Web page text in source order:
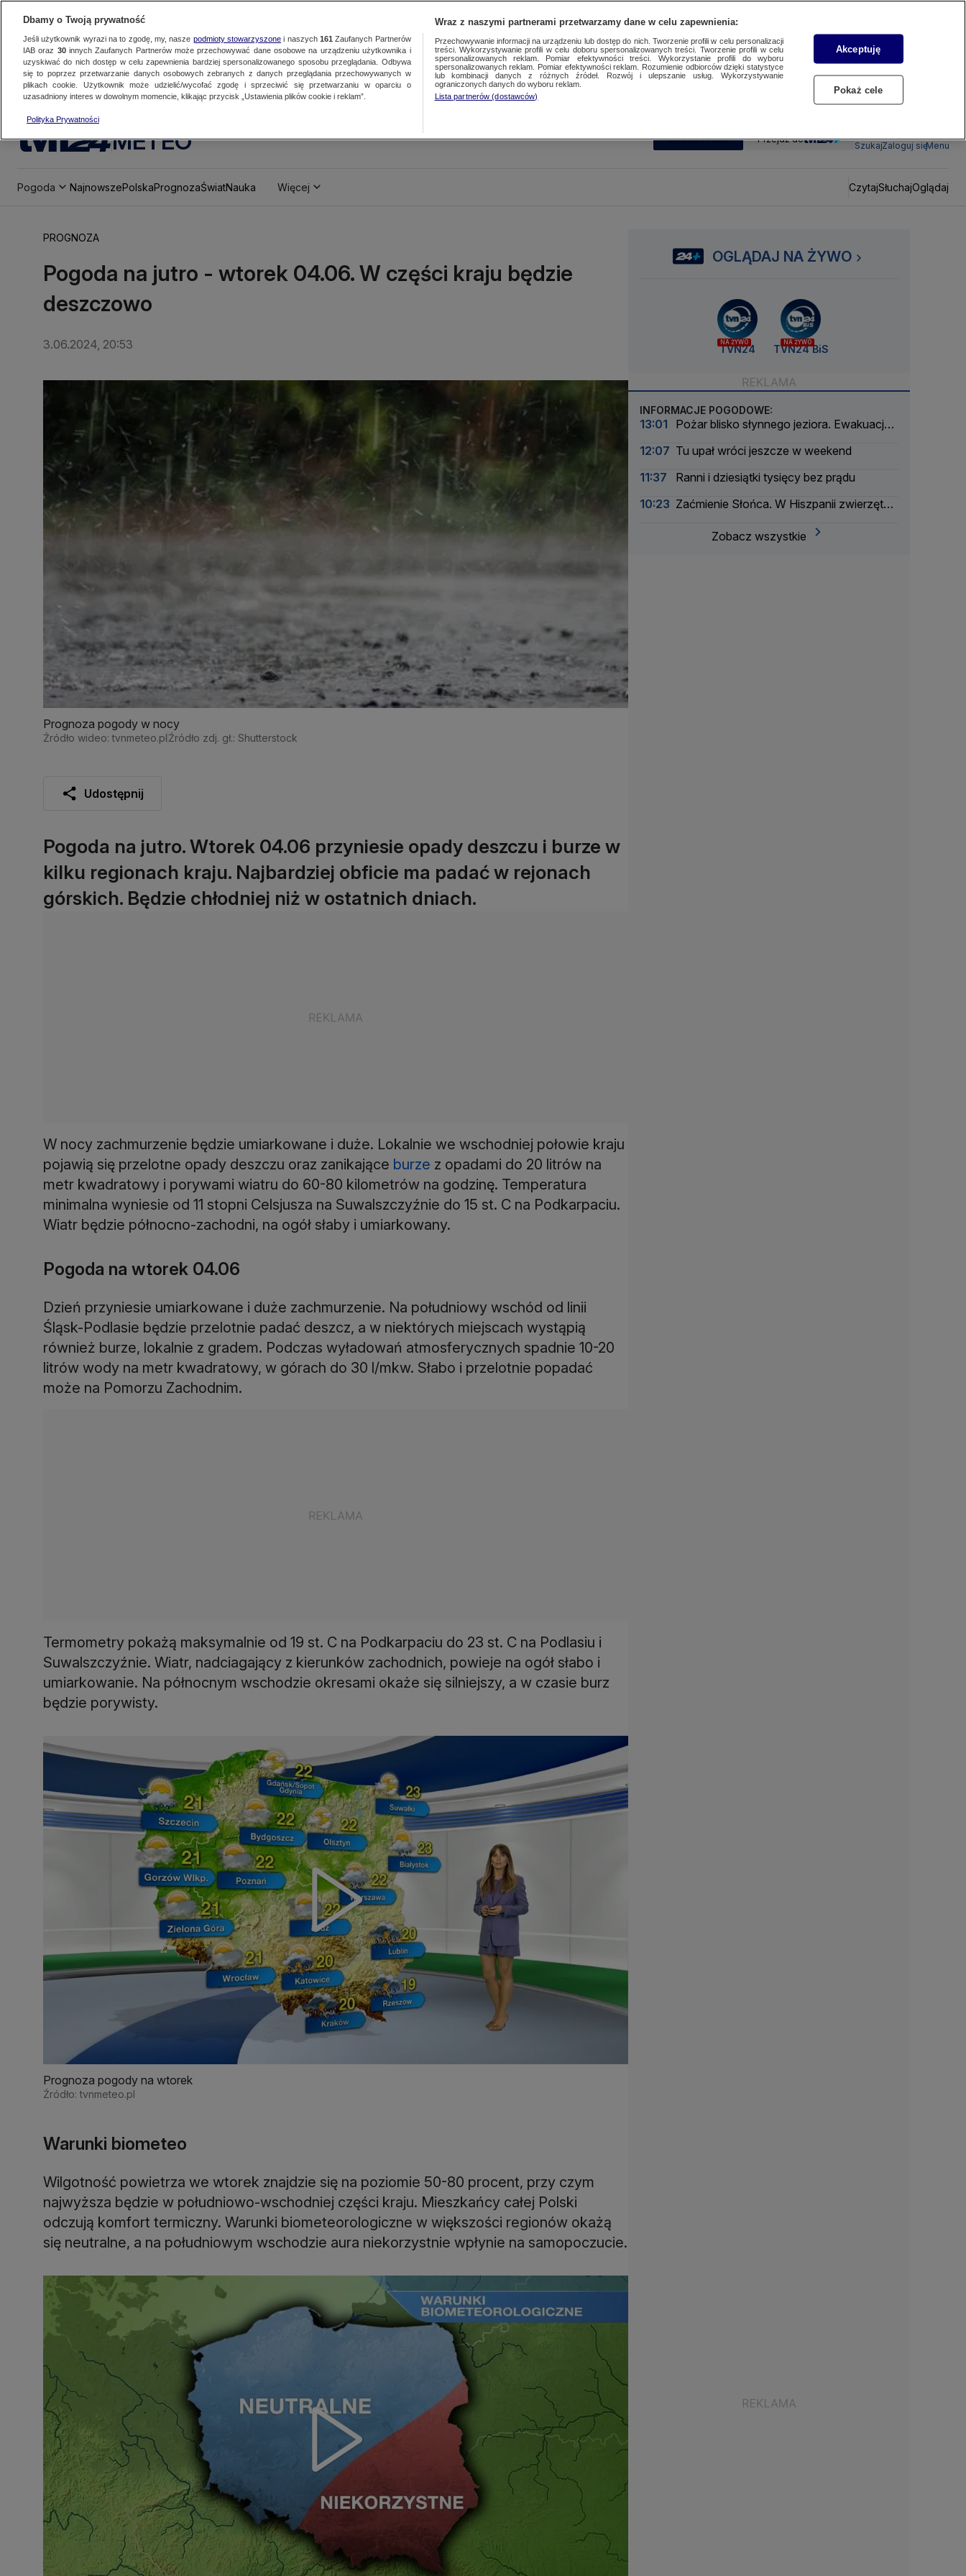
METEO SUBSKRYBUJ Przejdź do
SzukajZaloguj sięMenu
Pogoda NajnowszePolskaPrognozaŚwiatNauka Więcej CzytajSłuchajOglądaj
PROGNOZA
Pogoda na jutro - wtorek 04.06. W części kraju będzie
deszczowo
3.06.2024, 20:53
Prognoza pogody w nocy
Źródło wideo: tvnmeteo.plŹródło zdj. gł.: Shutterstock
Udostępnij
Pogoda na jutro. Wtorek 04.06 przyniesie opady deszczu i burze w
kilku regionach kraju. Najbardziej obficie ma padać w rejonach
górskich. Będzie chłodniej niż w ostatnich dniach.
W nocy zachmurzenie będzie umiarkowane i duże. Lokalnie we wschodniej połowie kraju
pojawią się przelotne opady deszczu oraz zanikające burze z opadami do 20 litrów na
metr kwadratowy i porywami wiatru do 60-80 kilometrów na godzinę. Temperatura
minimalna wyniesie od 11 stopni Celsjusza na Suwalszczyźnie do 15 st. C na Podkarpaciu.
Wiatr będzie północno-zachodni, na ogół słaby i umiarkowany.
Pogoda na wtorek 04.06
Dzień przyniesie umiarkowane i duże zachmurzenie. Na południowy wschód od linii
Śląsk-Podlasie będzie przelotnie padać deszcz, a w niektórych miejscach wystąpią
również burze, lokalnie z gradem. Podczas wyładowań atmosferycznych spadnie 10-20
litrów wody na metr kwadratowy, w górach do 30 l/mkw. Słabo i przelotnie popadać
może na Pomorzu Zachodnim.
Termometry pokażą maksymalnie od 19 st. C na Podkarpaciu do 23 st. C na Podlasiu i
Suwalszczyźnie. Wiatr, nadciagający z kierunków zachodnich, powieje na ogół słabo i
umiarkowanie. Na północnym wschodzie okresami okaże się silniejszy, a w czasie burz
będzie porywisty.
Prognoza pogody na wtorek
Źródło: tvnmeteo.pl
Warunki biometeo
Wilgotność powietrza we wtorek znajdzie się na poziomie 50-80 procent, przy czym
najwyższa będzie w południowo-wschodniej części kraju. Mieszkańcy całej Polski
odczują komfort termiczny. Warunki biometeorologiczne w większości regionów okażą
się neutralne, a na południowym wschodzie aura niekorzystnie wpłynie na samopoczucie.
OGLĄDAJ NA ŻYWO
NA ŻYWO
TVN24
NA ŻYWO
TVN24 BiS
INFORMACJE POGODOWE:
13:01
Pożar blisko słynnego jeziora. Ewakuacja
12:07 Tu upał wróci jeszcze w weekend
11:37
Ranni i dziesiątki tysięcy bez prądu
10:23 Zaćmienie Słońca. W Hiszpanii zwierzęta
Zobacz wszystkie
Dbamy o Twoją prywatność
Jeśli użytkownik wyrazi na to zgodę, my, nasze podmioty stowarzyszonei naszych 161 Zaufanych Partnerów
IAB oraz 30innych Zaufanych Partnerów może przechowywać dane osobowe na urządzeniu użytkownika i
uzyskiwać do nich dostęp w celu zapewnienia bardziej spersonalizowanego sposobu przeglądania. Odbywa
się to poprzez przetwarzanie danych osobowych zebranych z danych przeglądania przechowywanych w
plikach cookie. Użytkownik może udzielić/wycofać zgodę i sprzeciwić się przetwarzaniu w oparciu o
uzasadniony interes w dowolnym momencie, klikając przycisk „Ustawienia plików cookie i reklam”.
Polityka Prywatności
Wraz z naszymi partnerami przetwarzamy dane w celu zapewnienia:
Przechowywanie informacji na urządzeniu lub dostęp do nich. Tworzenie profili w celu personalizacji
treści. Wykorzystywanie profili w celu doboru spersonalizowanych treści. Tworzenie profili w celu
spersonalizowanych reklam. Pomiar efektywności treści. Wykorzystanie profili do wyboru
spersonalizowanych reklam. Pomiar efektywności reklam. Rozumienie odbiorców dzięki statystyce
lub kombinacji danych z różnych źródeł. Rozwój i ulepszanie usług. Wykorzystywanie
ograniczonych danych do wyboru reklam.
Lista partnerów (dostawców)
Akceptuję
Pokaż cele